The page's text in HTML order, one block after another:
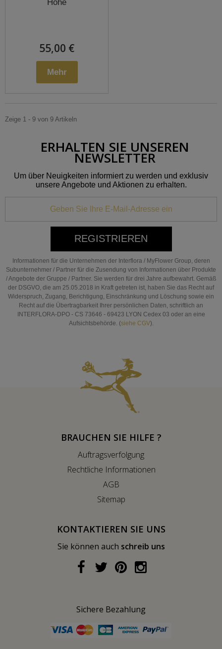
Höhe
55,00 €
Mehr
Zeige 1 - 9 von 9 Artikeln
ERHALTEN SIE UNSEREN
NEWSLETTER
Um über Neuigkeiten informiert zu werden und exklusiv
unsere Angebote und Aktionen zu erhalten.
REGISTRIEREN
Informationen für die Unternehmen der Interflora / MyFlower Group, deren
Subunternehmer / Partner für die Zusendung von Informationen über Produkte
/ Angebote der Gruppe / Partner. Sie werden für drei Jahre aufbewahrt. Gemäß
der DSGVO, die am 25.05.2018 in Kraft getreten ist, haben Sie das Recht auf
Widerspruch, Zugang, Berichtigung, Einschränkung und Löschung sowie ein
Recht auf die Übertragbarkeit Ihrer persönlichen Daten, schriftlich an
INTERFLORA-DPO - CS 73646 - 69423 LYON Cedex 03 oder an eine
Aufsichtsbehörde. (siehe CGV).
BRAUCHEN SIE HILFE ?
Auftragsverfolgung
Rechtliche Informationen
AGB
Sitemap
KONTAKTIEREN SIE UNS
Sie können auch schreib uns
Sichere Bezahlung